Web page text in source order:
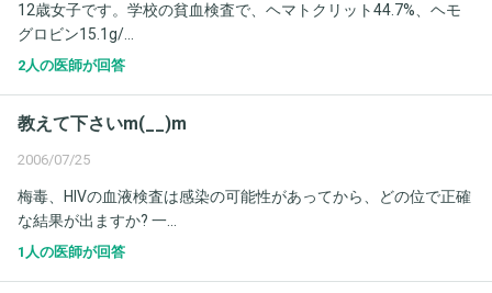
12歳女子です。学校の貧血検査で、ヘマトクリット44.7%、ヘモ
グロビン15.1g/...
2人の医師が回答
教えて下さいm(__)m
2006/07/25
梅毒、HIVの血液検査は感染の可能性があってから、どの位で正確
な結果が出ますか? 一...
1人の医師が回答